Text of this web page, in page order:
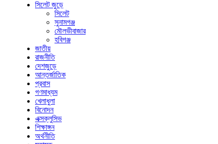
সিলেট জুড়ে
সিলেট
সুনামগঞ্জ
মৌলভীবাজার
হবিগঞ্জ
জাতীয়
রাজনীতি
দেশজুড়ে
আন্তর্জাতিক
প্রবাস
গণমাধ্যম
খেলাধুলা
বিনোদন
এক্সক্লুসিভ
শিক্ষাঙ্গন
অর্থনীতি